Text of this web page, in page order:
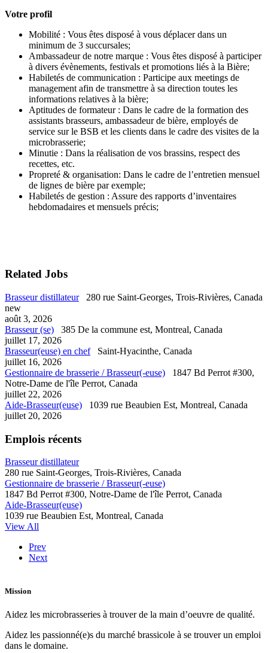
Votre profil
Mobilité : Vous êtes disposé à vous déplacer dans un
minimum de 3 succursales;
Ambassadeur de notre marque : Vous êtes disposé à participer
à divers évènements, festivals et promotions liés à la Bière;
Habiletés de communication : Participe aux meetings de
management afin de transmettre à sa direction toutes les
informations relatives à la bière;
Aptitudes de formateur : Dans le cadre de la formation des
assistants brasseurs, ambassadeur de bière, employés de
service sur le BSB et les clients dans le cadre des visites de la
microbrasserie;
Minutie : Dans la réalisation de vos brassins, respect des
recettes, etc.
Propreté & organisation: Dans le cadre de l’entretien mensuel
de lignes de bière par exemple;
Habiletés de gestion : Assure des rapports d’inventaires
hebdomadaires et mensuels précis;
Related Jobs
Brasseur distillateur
280 rue Saint-Georges, Trois-Rivières, Canada
new
août 3, 2026
Brasseur (se)
385 De la commune est, Montreal, Canada
juillet 17, 2026
Brasseur(euse) en chef
Saint-Hyacinthe, Canada
juillet 16, 2026
Gestionnaire de brasserie / Brasseur(-euse)
1847 Bd Perrot #300,
Notre-Dame de l'île Perrot, Canada
juillet 22, 2026
Aide-Brasseur(euse)
1039 rue Beaubien Est, Montreal, Canada
juillet 20, 2026
Emplois récents
Brasseur distillateur
280 rue Saint-Georges, Trois-Rivières, Canada
Gestionnaire de brasserie / Brasseur(-euse)
1847 Bd Perrot #300, Notre-Dame de l'île Perrot, Canada
Aide-Brasseur(euse)
1039 rue Beaubien Est, Montreal, Canada
View All
Prev
Next
Mission
Aidez les microbrasseries à trouver de la main d’oeuvre de qualité.
Aidez les passionné(e)s du marché brassicole à se trouver un emploi
dans le domaine.